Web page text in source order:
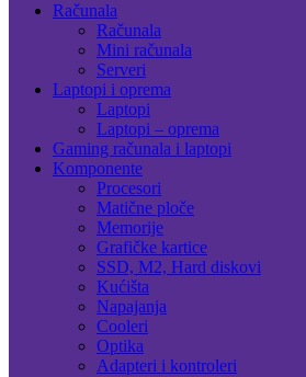
Računala
Računala
Mini računala
Serveri
Laptopi i oprema
Laptopi
Laptopi – oprema
Gaming računala i laptopi
Komponente
Procesori
Matične ploče
Memorije
Grafičke kartice
SSD, M2, Hard diskovi
Kućišta
Napajanja
Cooleri
Optika
Adapteri i kontroleri